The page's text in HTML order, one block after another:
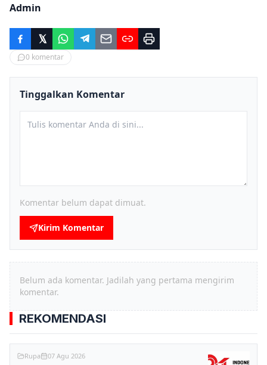
Admin
0 komentar
Tinggalkan Komentar
Komentar belum dapat dimuat.
Kirim Komentar
Belum ada komentar. Jadilah yang pertama mengirim
komentar.
REKOMENDASI
Rupa 07 Agu 2026